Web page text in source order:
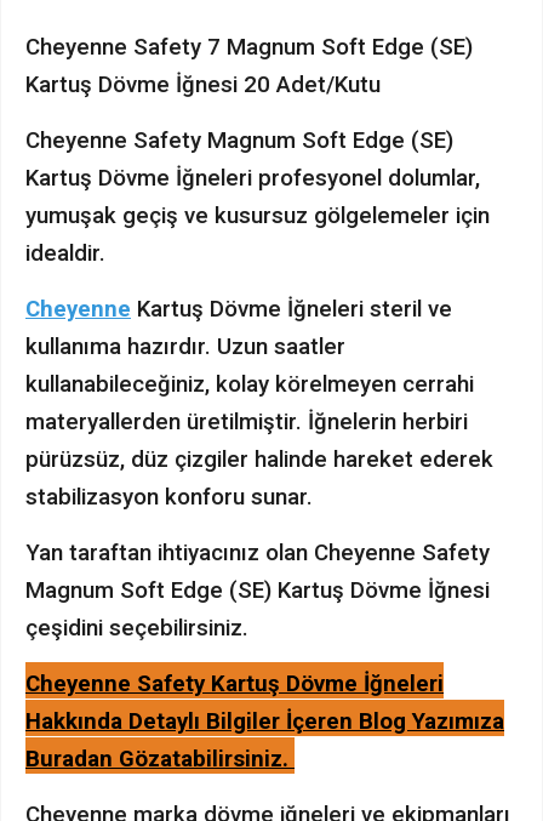
Cheyenne Safety 7 Magnum Soft Edge (SE)
Kartuş Dövme İğnesi 20 Adet/Kutu
Cheyenne Safety Magnum Soft Edge (SE)
Kartuş Dövme İğneleri profesyonel dolumlar,
yumuşak geçiş ve kusursuz gölgelemeler için
idealdir.
Cheyenne Kartuş Dövme İğneleri steril ve
kullanıma hazırdır. Uzun saatler
kullanabileceğiniz, kolay körelmeyen cerrahi
materyallerden üretilmiştir. İğnelerin herbiri
pürüzsüz, düz çizgiler halinde hareket ederek
stabilizasyon konforu sunar.
Yan taraftan ihtiyacınız olan Cheyenne Safety
Magnum Soft Edge (SE) Kartuş Dövme İğnesi
çeşidini seçebilirsiniz.
Cheyenne Safety Kartuş Dövme İğneleri
Hakkında Detaylı Bilgiler İçeren Blog Yazımıza
Buradan Gözatabilirsiniz.
Cheyenne marka dövme iğneleri ve ekipmanları